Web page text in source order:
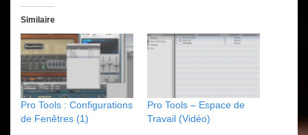
Similaire
Pro Tools : Configurations
de Fenêtres (1)
Pro Tools – Espace de
Travail (Vidéo)